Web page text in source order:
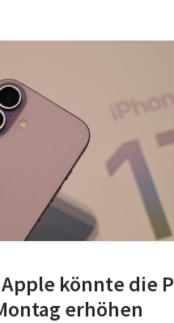
könnte die
erhöhen